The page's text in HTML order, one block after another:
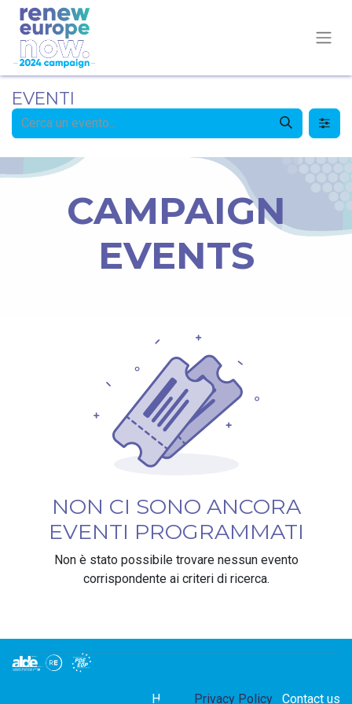
EVENTI
CAMPAIGN
EVENTS
NON CI SONO ANCORA
EVENTI PROGRAMMATI
Non è stato possibile trovare nessun evento
corrispondente ai criteri di ricerca.
Home Privacy Policy Contact us